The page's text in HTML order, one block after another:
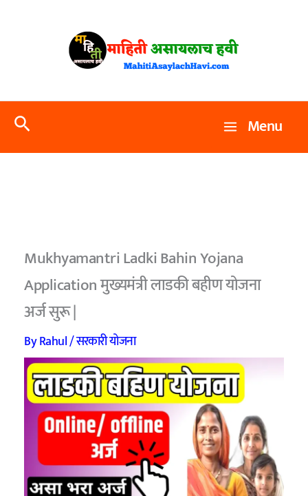
Search Menu
Mukhyamantri Ladki Bahin Yojana
Application मुख्यमंत्री लाडकी बहीण योजना
अर्ज सुरू |
ByRahul/सरकारी योजना